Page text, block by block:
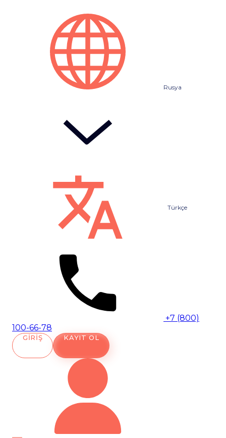
Rusya
Türkçe
+7 (800)
100-66-78
GIRIŞ KAYIT OL